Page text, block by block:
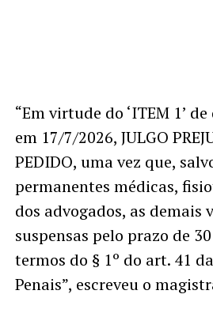
“Em virtude do ‘ITEM 1’
em 17/7/2026, JULGO
PEDIDO, uma vez que,
permanentes médicas,
dos advogados, as demais
suspensas pelo prazo de
termos do § 1º do art. 41
Penais”, escreveu o